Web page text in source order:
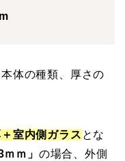
体の種類、厚さの
室内側ガラス とな
ｍ」 の場合、外側